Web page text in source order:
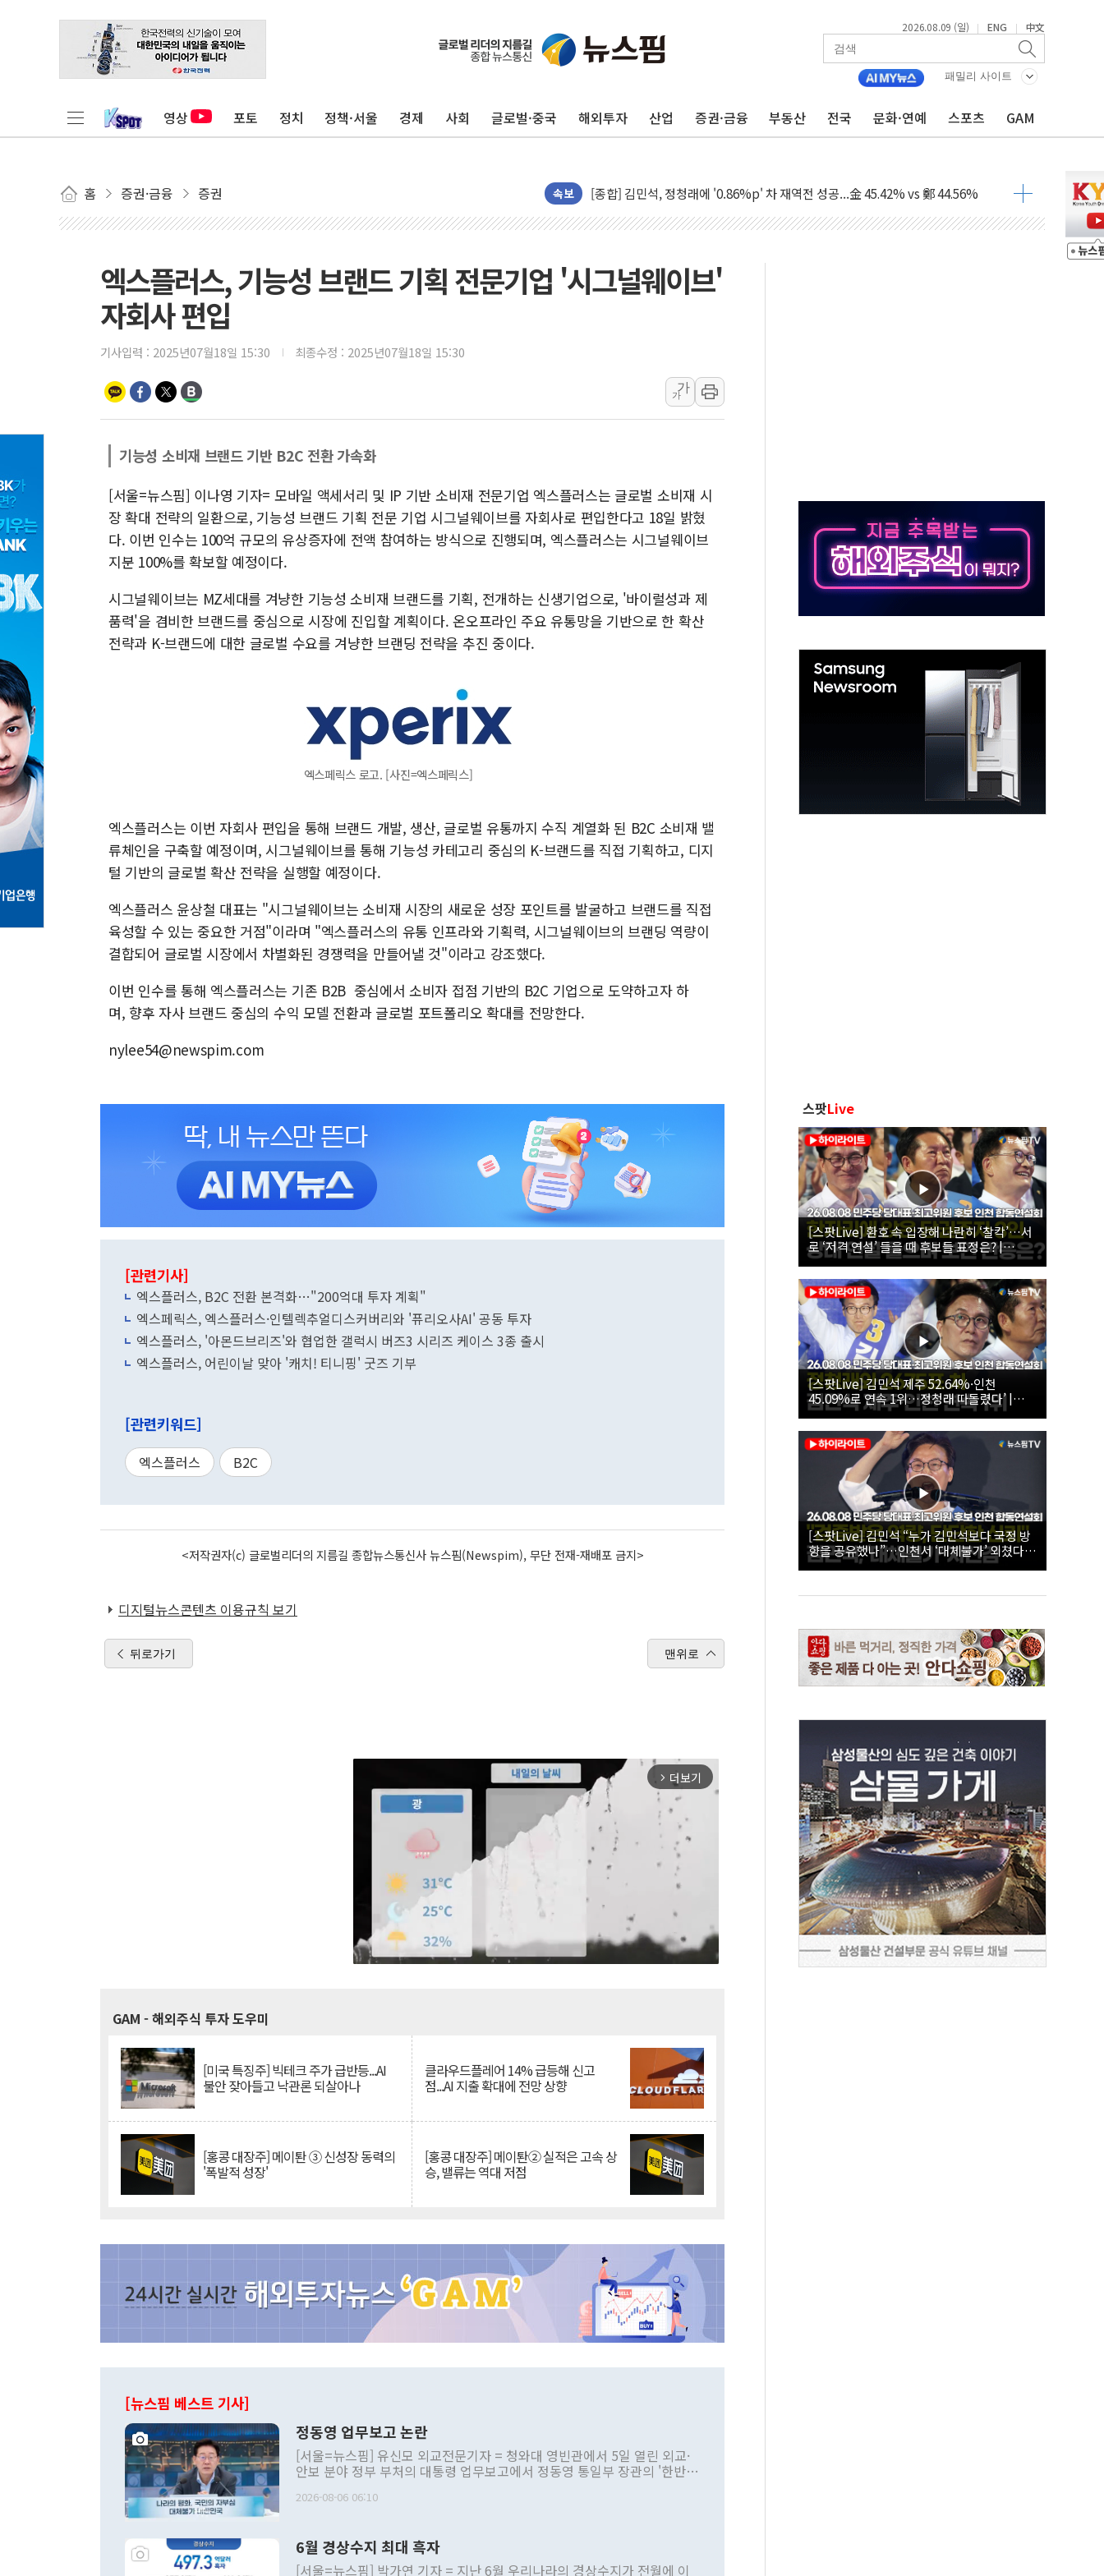
2026.08.09 (일) | ENG | 中文
패밀리 사이트
영상 포토 정치 정책·서울 경제 사회 글로벌·중국 해외투자 산업 증권·금융 부동산 전국 문화·연예 스포츠 GAM
홈 증권·금융 증권 속보
포항시 재난예산 40억 긴급 투입…고수온 양식장 복구·지원 '총력'
울진·영덕 '호우특보'-포항 '산사태 주의보'...경북도, 호우 피해·통제구간 없어
인천 합동연설회 나선 송영길·정청래·김민석 당대표 후보
김민석, 2주차 제주·인천 경선서 정청래에 승리...47.75% vs 42.08%
[속보] 민주, 제주·인천 경선 결과 발표...김민석 47.75% 정청래 42.08%
[속보] 민주, 인천 경선 결과 발표...김민석 45.09% 정청래 43.27% 송영길 11.63%
강릉·동해·삼척 시간당 최대 50㎜ 폭우…강원 동해안 강한 비 이어져
폐기물 수거하다 참변…60대 환경미화원 수거차에 치여 사망
여수 오동도 인근 해상서 모터보트 전복…1명 사망·1명 실종
추미애, '위안부' 피해자 기림의 날 참석..."국제적 시민 연대로 목소리 내야"
인천 선재도 갯벌서 해루질 중 실종 60대 나흘만에 숨진 채 발견
인천서 말다툼 중 어머니 흉기 살해 10대 아들 체포
'화합' 꺼낸 김민석에 '뻔뻔' 받아친 정청래…제주 연설서 신경전 고조
엑스플러스, 기능성 브랜드 기획 전문기업 '시그널웨이브'
자회사 편입
기사입력 : 2025년07월18일 15:30 최종수정 : 2025년07월18일 15:30
가
가
기능성 소비재 브랜드 기반 B2C 전환 가속화
[서울=뉴스핌] 이나영 기자= 모바일 액세서리 및 IP 기반 소비재 전문기업 엑스플러스는 글로벌 소비재 시
장 확대 전략의 일환으로, 기능성 브랜드 기획 전문 기업 시그널웨이브를 자회사로 편입한다고 18일 밝혔
다. 이번 인수는 100억 규모의 유상증자에 전액 참여하는 방식으로 진행되며, 엑스플러스는 시그널웨이브
지분 100%를 확보할 예정이다.
시그널웨이브는 MZ세대를 겨냥한 기능성 소비재 브랜드를 기획, 전개하는 신생기업으로, '바이럴성과 제
품력'을 겸비한 브랜드를 중심으로 시장에 진입할 계획이다. 온오프라인 주요 유통망을 기반으로 한 확산
전략과 K-브랜드에 대한 글로벌 수요를 겨냥한 브랜딩 전략을 추진 중이다.
엑스페릭스 로고. [사진=엑스페릭스]
엑스플러스는 이번 자회사 편입을 통해 브랜드 개발, 생산, 글로벌 유통까지 수직 계열화 된 B2C 소비재 밸
류체인을 구축할 예정이며, 시그널웨이브를 통해 기능성 카테고리 중심의 K-브랜드를 직접 기획하고, 디지
털 기반의 글로벌 확산 전략을 실행할 예정이다.
엑스플러스 윤상철 대표는 "시그널웨이브는 소비재 시장의 새로운 성장 포인트를 발굴하고 브랜드를 직접
육성할 수 있는 중요한 거점"이라며 "엑스플러스의 유통 인프라와 기획력, 시그널웨이브의 브랜딩 역량이
결합되어 글로벌 시장에서 차별화된 경쟁력을 만들어낼 것"이라고 강조했다.
이번 인수를 통해 엑스플러스는 기존 B2B 중심에서 소비자 접점 기반의 B2C 기업으로 도약하고자 하
며, 향후 자사 브랜드 중심의 수익 모델 전환과 글로벌 포트폴리오 확대를 전망한다.
nylee54@newspim.com
[관련기사]
엑스플러스, B2C 전환 본격화…"200억대 투자 계획"
엑스페릭스, 엑스플러스·인텔렉추얼디스커버리와 '퓨리오사AI' 공동 투자
엑스플러스, '아몬드브리즈'와 협업한 갤럭시 버즈3 시리즈 케이스 3종 출시
엑스플러스, 어린이날 맞아 '캐치! 티니핑' 굿즈 기부
[관련키워드]
엑스플러스 B2C
<저작권자(c) 글로벌리더의 지름길 종합뉴스통신사 뉴스핌(Newspim), 무단 전재-재배포 금지>
디지털뉴스콘텐츠 이용규칙 보기
뒤로가기 맨위로
arrow_forward_ios 더보기
GAM - 해외주식 투자 도우미
[미국 특징주] 빅테크 주가 급반등...AI
불안 잦아들고 낙관론 되살아나
클라우드플레어 14% 급등해 신고
점...AI 지출 확대에 전망 상향
[홍콩 대장주] 메이퇀 ③ 신성장 동력의
'폭발적 성장'
[홍콩 대장주] 메이퇀② 실적은 고속 상
승, 밸류는 역대 저점
[뉴스핌 베스트 기사]
정동영 업무보고 논란
[서울=뉴스핌] 유신모 외교전문기자 = 청와대 영빈관에서 5일 열린 외교·
안보 분야 정부 부처의 대통령 업무보고에서 정동영 통일부 장관의 '한반도
발언 중에는 정부 내 조율을 거치지 않은 사안을 정책으로 추진하겠다고 공
주의적 희망에 근거한 비현실적 구상'이라는 비판을 내놨다. 그동안 정 장
관의 대북 정책 관련 발언이 물의를 빚은 적은 여러 번 있지만 대통령과 유
2026-08-06 06:10
6월 경상수지 최대 흑자
[서울=뉴스핌] 박가연 기자 = 지난 6월 우리나라의 경상수지가 전월에 이
스팟Live
[스팟Live] 환호 속 입장해 나란히 ‘찰칵’…서
로 ‘저격 연설’ 들을 때 후보들 표정은? |
26.08.08 더불어민주당 당대표·최고위원 후
보 인천 합동연설회
[스팟Live] 김민석 제주 52.64%·인천
45.09%로 연속 1위…정청래 따돌렸다’ |
26.08.08 더불어민주당 당대표·최고위원 후
보 인천 합동연설회
[스팟Live] 김민석 “누가 김민석보다 국정 방
향을 공유했나”…인천서 ‘대체불가’ 외쳤다 |
26.08.08 더불어민주당 당대표·최고위원 후